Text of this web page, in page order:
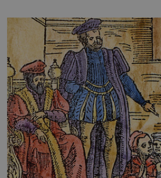
zdálo o jednorožcích, krásných
rytířích a létajících dracích.